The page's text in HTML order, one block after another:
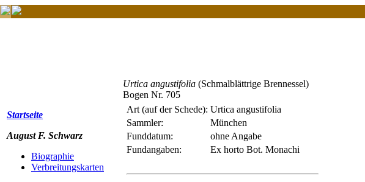
Startseite
August F. Schwarz
Biographie
Verbreitungskarten
Urtica angustifolia (Schmalblättrige Brennessel)
Bogen Nr. 705
Art (auf der Schede): Urtica angustifolia
Sammler:
München
Funddatum:
ohne Angabe
Fundangaben:
Ex horto Bot. Monachi